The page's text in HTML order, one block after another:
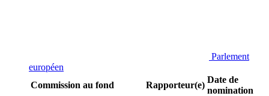
Parlement
européen
Commission au fond
Rapporteur(e)
Date de
nomination